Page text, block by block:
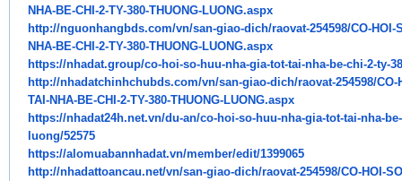
NHA-BE-CHI-2-TY-380-THUONG-LUONG.aspx
http://nguonhangbds.com/vn/san-giao-dich/raovat-254598/CO-HOI-
NHA-BE-CHI-2-TY-380-THUONG-LUONG.aspx
https://nhadat.group/co-hoi-so-huu-nha-gia-tot-tai-nha-be-chi-2-ty-
http://nhadatchinhchubds.com/vn/san-giao-dich/raovat-254598/CO-
TAI-NHA-BE-CHI-2-TY-380-THUONG-LUONG.aspx
https://nhadat24h.net.vn/du-an/co-hoi-so-huu-nha-gia-tot-tai-nha-
luong/52575
https://alomuabannhadat.vn/member/edit/1399065
http://nhadattoancau.net/vn/san-giao-dich/raovat-254598/CO-HOI-